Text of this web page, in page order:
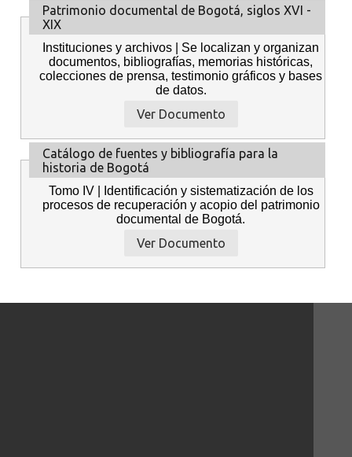
Patrimonio documental de Bogotá, siglos XVI -
XIX
Instituciones y archivos | Se localizan y organizan
documentos, bibliografías, memorias históricas,
colecciones de prensa, testimonio gráficos y bases
de datos.
Ver Documento
Catálogo de fuentes y bibliografía para la
historia de Bogotá
Tomo IV | Identificación y sistematización de los
procesos de recuperación y acopio del patrimonio
documental de Bogotá.
Ver Documento